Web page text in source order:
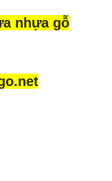
nhựa gỗ